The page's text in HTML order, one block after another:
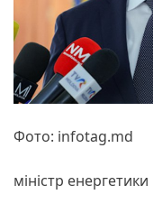
Фото: infotag.md
міністр